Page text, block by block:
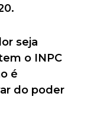
seja
o INPC
é
do poder